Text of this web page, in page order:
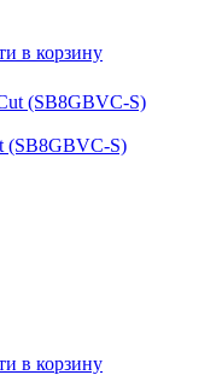
в корзину
(SB8GBVC-S)
в корзину